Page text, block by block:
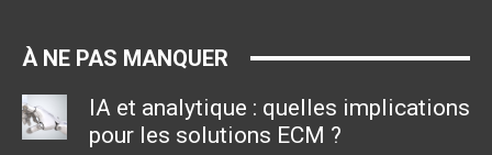
À NE PAS MANQUER
IA et analytique : quelles implications
pour les solutions ECM ?